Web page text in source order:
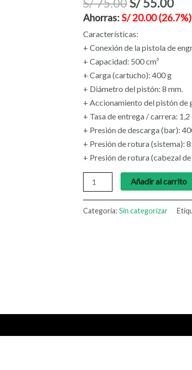
Ahorras:S/20.00 (26.7%)
Características:
+ Conexión de la pistola de
+ Capacidad: 500 cm³
+ Carga (cartucho): 400 g
+ Diámetro del pistón: 8 mm.
+ Accionamiento del pistón de
+ Tasa de entrega / carrera: 1,2
+ Presión de descarga (bar):
+ Presión de rotura (sistema):
+ Presión de rotura (cabezal
Añadir al carrito
Categoría: Sin categorizar